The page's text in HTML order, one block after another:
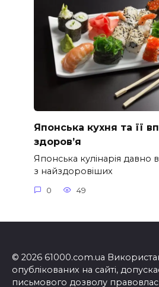
Японська кухня та її
здоров’я
Японська кулінарія давно
з найздоровіших
0 49
© 2026 61000.com.ua
опублікованих на сайті,
письмового дозволу